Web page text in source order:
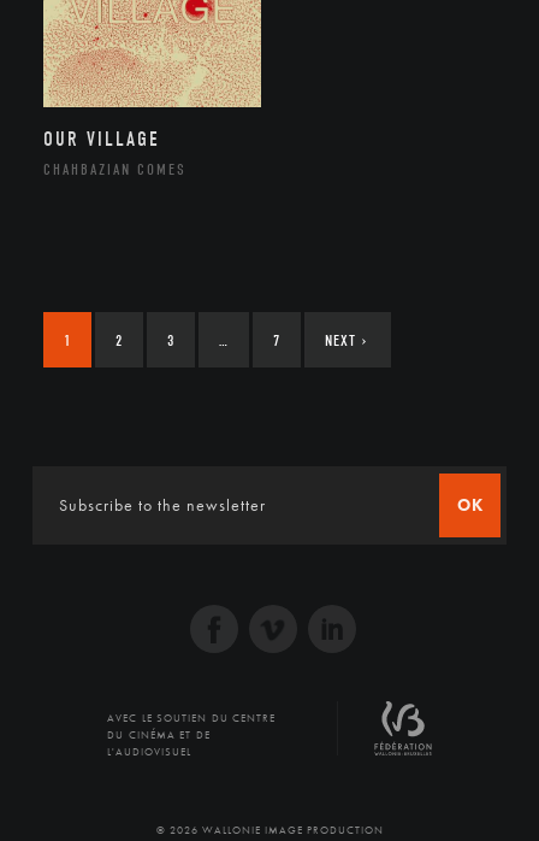
OUR VILLAGE
CHAHBAZIAN COMES
1 2 3 7 NEXT ›
OK
AVEC LE SOUTIEN DU CENTRE
DU CINÉMA ET DE
L'AUDIOVISUEL
© 2026 WALLONIE IMAGE PRODUCTION